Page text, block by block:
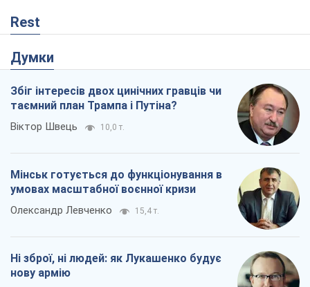
Rest
Думки
Збіг інтересів двох цинічних гравців чи
таємний план Трампа і Путіна?
Віктор Швець 10,0 т.
Мінськ готується до функціонування в
умовах масштабної воєнної кризи
Олександр Левченко 15,4 т.
Ні зброї, ні людей: як Лукашенко будує
нову армію